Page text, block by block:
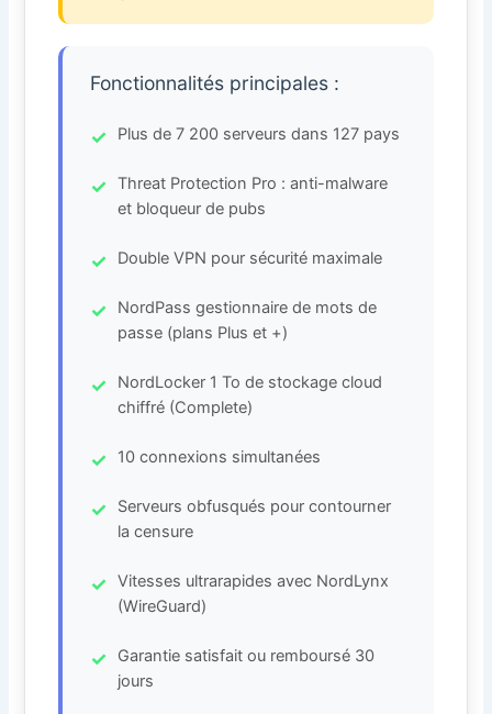
Fonctionnalités principales :
Plus de 7 200 serveurs dans 127 pays
Threat Protection Pro : anti-malware
et bloqueur de pubs
Double VPN pour sécurité maximale
NordPass gestionnaire de mots de
passe (plans Plus et +)
NordLocker 1 To de stockage cloud
chiffré (Complete)
10 connexions simultanées
Serveurs obfusqués pour contourner
la censure
Vitesses ultrarapides avec NordLynx
(WireGuard)
Garantie satisfait ou remboursé 30
jours